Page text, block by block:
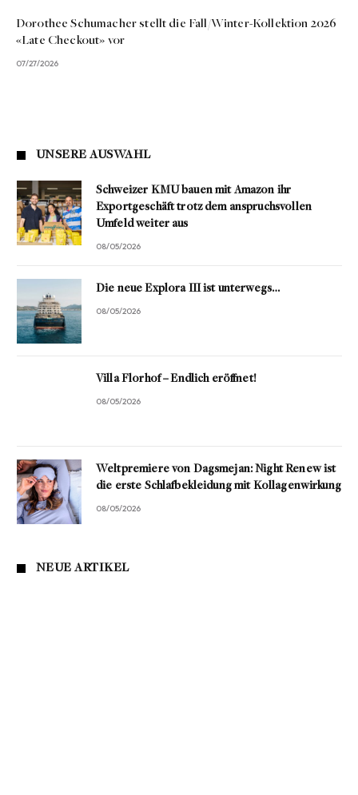
Dorothee Schumacher stellt die Fall/Winter-Kollektion 2026
«Late Checkout» vor
07/27/2026
UNSERE AUSWAHL
Schweizer KMU bauen mit Amazon ihr
Exportgeschäft trotz dem anspruchsvollen
Umfeld weiter aus
08/05/2026
Die neue Explora III ist unterwegs…
08/05/2026
Villa Florhof – Endlich eröffnet!
08/05/2026
Weltpremiere von Dagsmejan: Night Renew ist
die erste Schlafbekleidung mit Kollagenwirkung
08/05/2026
NEUE ARTIKEL